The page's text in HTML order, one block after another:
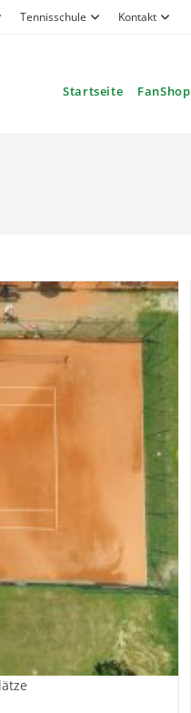
Tennisschule Kontakt
Startseite FanShop